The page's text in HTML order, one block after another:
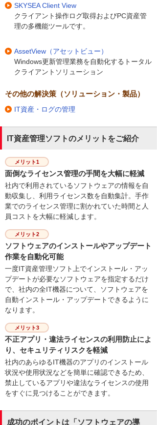
SKYSEA Client View
クライアント操作ログ取得およびPC資産管
理の多機能ツールです。
AssetView（アセットビュー）
Windows更新管理業務を自動化するトータル
クライアントソリューション
その他の解決策（ソリューション・製品）
IT資産・ログの管理
IT資産管理ソフトのメリットをご紹介
メリット1
面倒なライセンス管理の手間を大幅に軽減
社内で利用されているソフトウェアの情報を自
動収集し、利用ライセンス数を自動集計。手作
業でのライセンス管理に割かれていた時間と人
員コストを大幅に軽減します。
メリット2
ソフトウェアのインストールやアップデート
作業を自動化可能
一度IT資産管理ソフト上でインストール・アッ
プデートが必要なソフトウェアを指定するだけ
で、社内の全IT機器について、ソフトウェアを
自動インストール・アップデートできるように
なります。
メリット3
不正アプリ・違法ライセンスの利用防止によ
り、セキュリティリスクを軽減
社内のあらゆるIT機器のアプリのインストール
状況や使用状況などを簡単に確認できるため、
禁止しているアプリや違法なライセンスの使用
をすぐに見つけることができます。
成功のポイントは「ソフトウェアの導